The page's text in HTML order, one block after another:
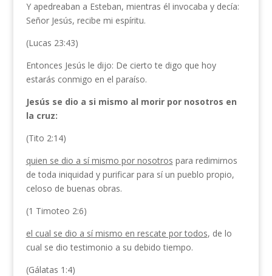
Y apedreaban a Esteban, mientras él invocaba y decía:
Señor Jesús, recibe mi espíritu.
(Lucas 23:43)
Entonces Jesús le dijo: De cierto te digo que hoy
estarás conmigo en el paraíso.
Jesús se dio a si mismo al morir por nosotros en
la cruz:
(Tito 2:14)
quien se dio a sí mismo por nosotros para redimirnos
de toda iniquidad y purificar para sí un pueblo propio,
celoso de buenas obras.
(1 Timoteo 2:6)
el cual se dio a sí mismo en rescate por todos, de lo
cual se dio testimonio a su debido tiempo.
(Gálatas 1:4)